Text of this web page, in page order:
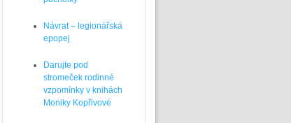
Návrat – legionářská
epopej
Darujte pod
stromeček rodinné
vzpomínky v knihách
Moniky Kopřivové